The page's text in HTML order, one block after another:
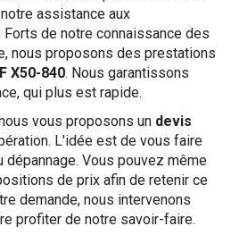
assistance aux
de notre connaissance des
nous proposons des prestations
X50-840. Nous garantissons
qui plus est rapide.
vous proposons un devis
L'idée est de vous faire
dépannage. Vous pouvez même
de prix afin de retenir ce
demande, nous intervenons
profiter de notre savoir-faire.